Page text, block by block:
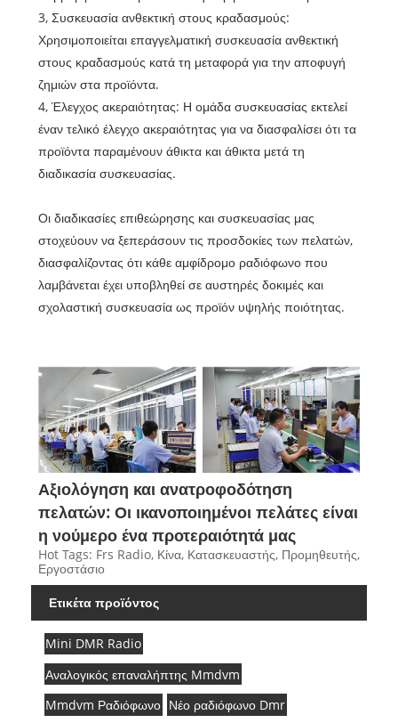
3, Συσκευασία ανθεκτική στους κραδασμούς:
Χρησιμοποιείται επαγγελματική συσκευασία ανθεκτική
στους κραδασμούς κατά τη μεταφορά για την αποφυγή
ζημιών στα προϊόντα.
4, Έλεγχος ακεραιότητας: Η ομάδα συσκευασίας εκτελεί
έναν τελικό έλεγχο ακεραιότητας για να διασφαλίσει ότι τα
προϊόντα παραμένουν άθικτα και άθικτα μετά τη
διαδικασία συσκευασίας.
Οι διαδικασίες επιθεώρησης και συσκευασίας μας
στοχεύουν να ξεπεράσουν τις προσδοκίες των πελατών,
διασφαλίζοντας ότι κάθε αμφίδρομο ραδιόφωνο που
λαμβάνεται έχει υποβληθεί σε αυστηρές δοκιμές και
σχολαστική συσκευασία ως προϊόν υψηλής ποιότητας.
Αξιολόγηση και ανατροφοδότηση
πελατών: Οι ικανοποιημένοι πελάτες είναι
η νούμερο ένα προτεραιότητά μας
Hot Tags: Frs Radio, Κίνα, Κατασκευαστής, Προμηθευτής,
Εργοστάσιο
Ετικέτα προϊόντος
Mini DMR Radio
Αναλογικός επαναλήπτης Mmdvm
Mmdvm Ραδιόφωνο Νέο ραδιόφωνο Dmr